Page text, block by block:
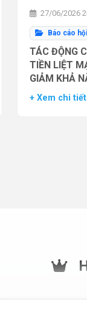
27/06/2026
Báo cáo
TÁC ĐỘNG
TIỀN LIỆT
GIẢM KHẢ
NAM GIỚI
+ Xem chi tiết